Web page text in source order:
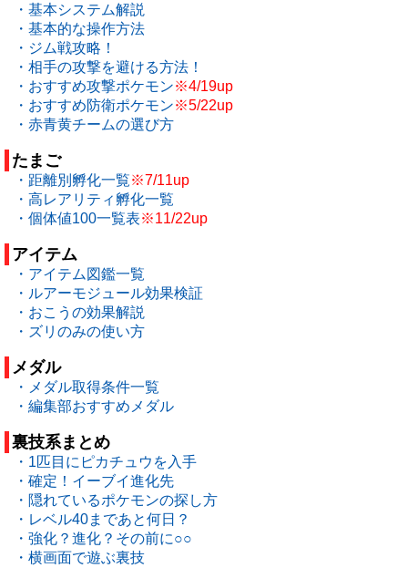
・基本システム解説
・基本的な操作方法
・ジム戦攻略！
・相手の攻撃を避ける方法！
・おすすめ攻撃ポケモン※4/19up
・おすすめ防衛ポケモン※5/22up
・赤青黄チームの選び方
たまご
・距離別孵化一覧※7/11up
・高レアリティ孵化一覧
・個体値100一覧表※11/22up
アイテム
・アイテム図鑑一覧
・ルアーモジュール効果検証
・おこうの効果解説
・ズリのみの使い方
メダル
・メダル取得条件一覧
・編集部おすすめメダル
裏技系まとめ
・1匹目にピカチュウを入手
・確定！イーブイ進化先
・隠れているポケモンの探し方
・レベル40まであと何日？
・強化？進化？その前に○○
・横画面で遊ぶ裏技